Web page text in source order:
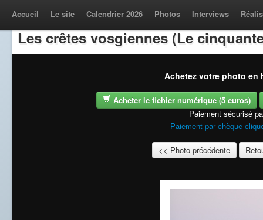
Accueil Le site Calendrier 2026 Photos Interviews
Les crêtes vosgiennes (Le
Achetez votre photo en
Acheter le fichier numérique (5 euros)
Paiement sécurisé
Paiement par chèque
<< Photo précédente